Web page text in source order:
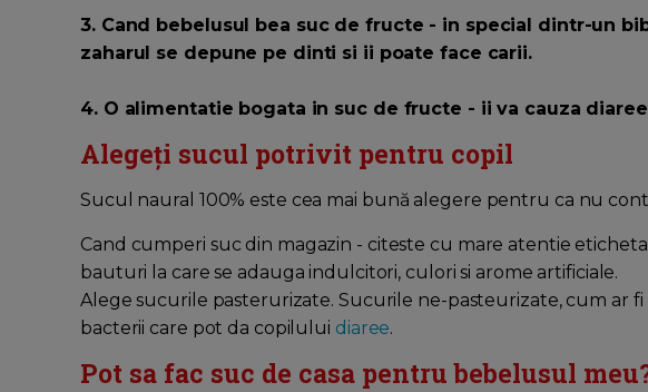
3. Cand bebelusul bea suc de fructe - in special dintr-un
zaharul se depune pe dinti si ii poate face carii.
4. O alimentatie bogata in suc de fructe - ii va cauza
Alegeți sucul potrivit pentru copil
Sucul naural 100% este cea mai bună alegere pentru ca nu
Cand cumperi suc din magazin - citeste cu mare atentie
bauturi la care se adauga indulcitori, culori si arome artificiale.
Alege sucurile pasterurizate. Sucurile ne-pasteurizate, cum ar
bacterii care pot da copilului diaree.
Pot sa fac suc de casa pentru bebelusul